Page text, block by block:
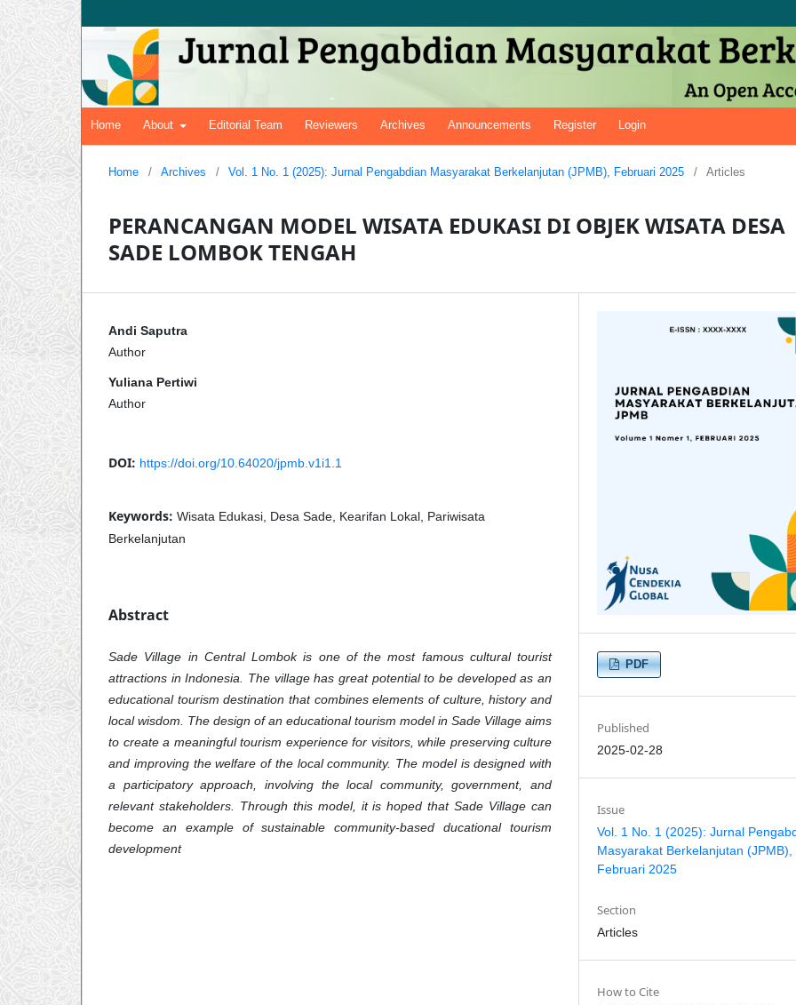
Home About Editorial Team Reviewers Archives Announcements Register Login
Home / Archives / Vol. 1 No. 1 (2025): Jurnal Pengabdian Masyarakat Berkelanjutan (JPMB), Februari 2025 / Articles
PERANCANGAN MODEL WISATA EDUKASI DI OBJEK WISATA DESA
SADE LOMBOK TENGAH
Andi Saputra
Author
Yuliana Pertiwi
Author
DOI: https://doi.org/10.64020/jpmb.v1i1.1
Keywords: Wisata Edukasi, Desa Sade, Kearifan Lokal, Pariwisata
Berkelanjutan
Abstract
Sade Village in Central Lombok is one of the most famous cultural tourist
attractions in Indonesia. The village has great potential to be developed as an
educational tourism destination that combines elements of culture, history and
local wisdom. The design of an educational tourism model in Sade Village aims
to create a meaningful tourism experience for visitors, while preserving culture
and improving the welfare of the local community. The model is designed with
a participatory approach, involving the local community, government, and
relevant stakeholders. Through this model, it is hoped that Sade Village can
become an example of sustainable community-based ducational tourism
development
PDF
Published
2025-02-28
Issue
Vol. 1 No. 1 (2025): Jurnal
Masyarakat Berkelanjutan (JPMB),
Februari 2025
Section
Articles
How to Cite